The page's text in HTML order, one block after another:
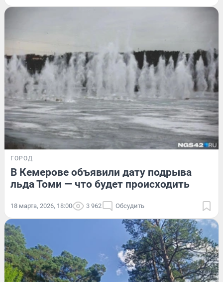
ГОРОД
В Кемерове объявили дату подрыва
льда Томи — что будет происходить
18 марта, 2026, 18:00 3 962 Обсудить